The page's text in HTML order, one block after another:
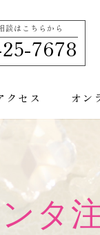
談はこちらから
7678
のお悩み
美容外科
Facial-フェイシ
クセス オン
タ